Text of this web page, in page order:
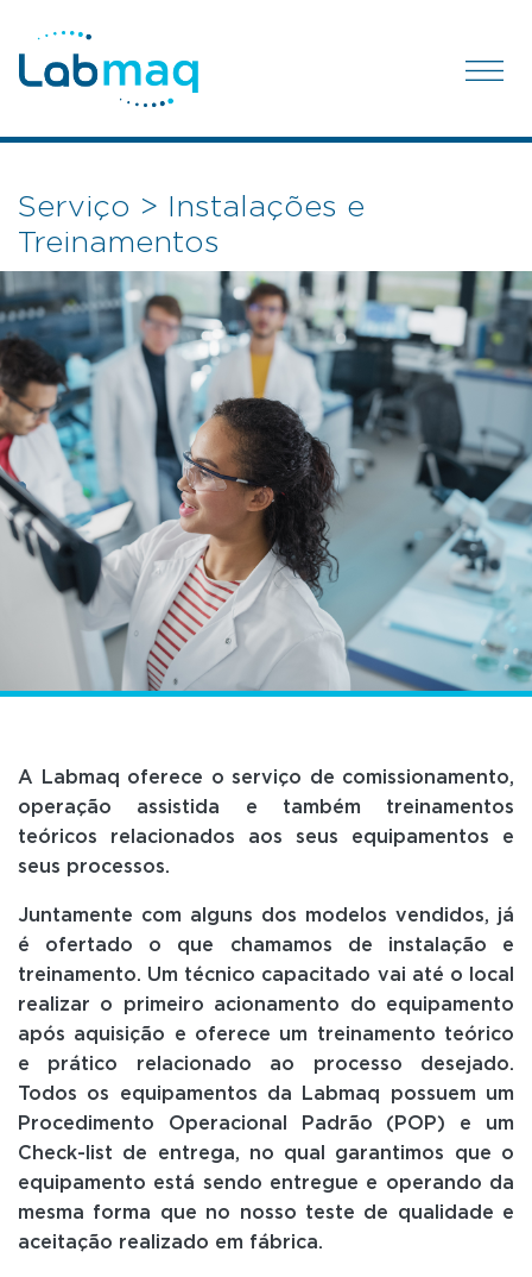
Serviço > Instalações e
Treinamentos
A Labmaq oferece o serviço de comissionamento,
operação assistida e também treinamentos
teóricos relacionados aos seus equipamentos e
seus processos.
Juntamente com alguns dos modelos vendidos, já
é ofertado o que chamamos de instalação e
treinamento. Um técnico capacitado vai até o local
realizar o primeiro acionamento do equipamento
após aquisição e oferece um treinamento teórico
e prático relacionado ao processo desejado.
Todos os equipamentos da Labmaq possuem um
Procedimento Operacional Padrão (POP) e um
Check-list de entrega, no qual garantimos que o
equipamento está sendo entregue e operando da
mesma forma que no nosso teste de qualidade e
aceitação realizado em fábrica.